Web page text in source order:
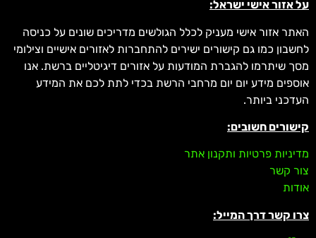
על אזור אישי ישראל:
האתר אזור אישי מעניק לכלל הגולשים מדריכים שונים על כניסה
לחשבון כמו גם קישורים ישירים להתחברות לאזורים אישיים וצילומי
מסך שיתרמו להגברת המודעות על אזורים דיגיטליים ברשת. אנו
אוספים מידע יום יום מרחבי הרשת בכדי לתת לכם את המידע
העדכני ביותר.
קישורים חשובים:
מדיניות פרטיות ותקנון אתר
צור קשר
אודות
צרו קשר דרך המייל: